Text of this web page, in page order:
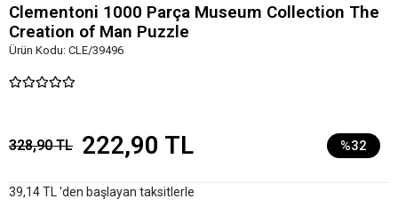
Clementoni 1000 Parça Museum Collection The
Creation of Man Puzzle
Ürün Kodu: CLE/39496
328,90 TL 222,90 TL %32
39,14 TL 'den başlayan taksitlerle